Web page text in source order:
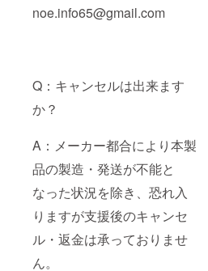
noe.info65@gmail.com
Q：キャンセルは出来ます
か？
A：メーカー都合により本製
品の製造・発送が不能と
なった状況を除き、恐れ入
りますが支援後のキャンセ
ル・返金は承っておりませ
ん。